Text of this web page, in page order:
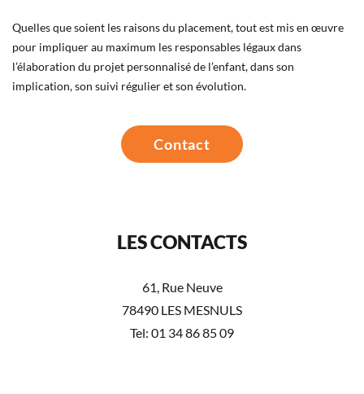
Quelles que soient les raisons du placement, tout est mis en œuvre
pour impliquer au maximum les responsables légaux dans
l’élaboration du projet personnalisé de l’enfant, dans son
implication, son suivi régulier et son évolution.
Contact
LES CONTACTS
61, Rue Neuve
78490 LES MESNULS
Tel: 01 34 86 85 09